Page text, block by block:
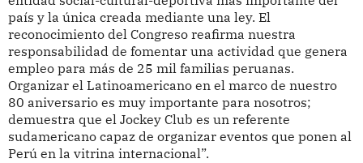
país y la única creada mediante una ley. El
reconocimiento del Congreso reafirma nuestra
responsabilidad de fomentar una actividad que genera
empleo para más de 25 mil familias peruanas.
Organizar el Latinoamericano en el marco de nuestro
80 aniversario es muy importante para nosotros;
demuestra que el Jockey Club es un referente
sudamericano capaz de organizar eventos que ponen al
Perú en la vitrina internacional”.